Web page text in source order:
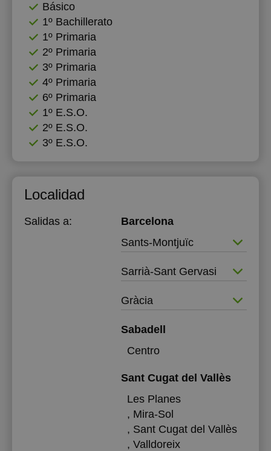
Básico
1º Bachillerato
1º Primaria
2º Primaria
3º Primaria
4º Primaria
6º Primaria
1º E.S.O.
2º E.S.O.
3º E.S.O.
Localidad
Salidas a:
Barcelona
Sants-Montjuïc
Sarrià-Sant Gervasi
Gràcia
Sabadell
Centro
Sant Cugat del Vallès
Les Planes
, Mira-Sol
, Sant Cugat del Vallès
, Valldoreix